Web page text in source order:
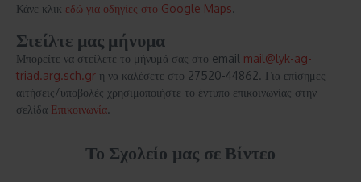
Κάνε κλικ εδώ για οδηγίες στο Google Maps.
Στείλτε μας μήνυμα
Μπορείτε να στείλετε το μήνυμά σας στο email mail@lyk-ag-
triad.arg.sch.gr ή να καλέσετε στο 27520-44862. Για επίσημες
αιτήσεις/υποβολές χρησιμοποιήστε το έντυπο επικοινωνίας στην
σελίδα Επικοινωνία.
Το Σχολείο μας σε Βίντεο